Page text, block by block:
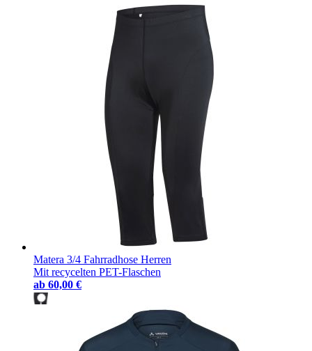
Matera 3/4 Fahrradhose Herren
Mit recycelten PET-Flaschen
ab 60,00 €